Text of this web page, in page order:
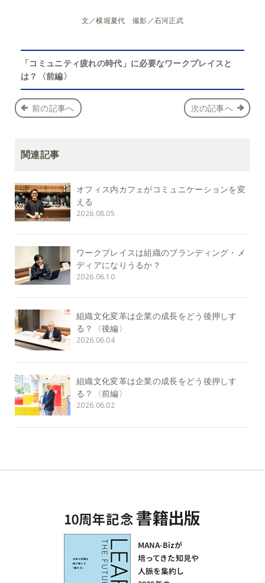
文／横堀夏代 撮影／石河正武
「コミュニティ疲れの時代」に必要なワークプレイスと
は？〈前編〉
前の記事へ 次の記事へ
関連記事
オフィス内カフェがコミュニケーションを変
える
2026.08.05
ワークプレイスは組織のブランディング・メ
ディアになりうるか？
2026.06.10
組織文化変革は企業の成長をどう後押しす
る？〈後編〉
2026.06.04
組織文化変革は企業の成長をどう後押しす
る？〈前編〉
2026.06.02